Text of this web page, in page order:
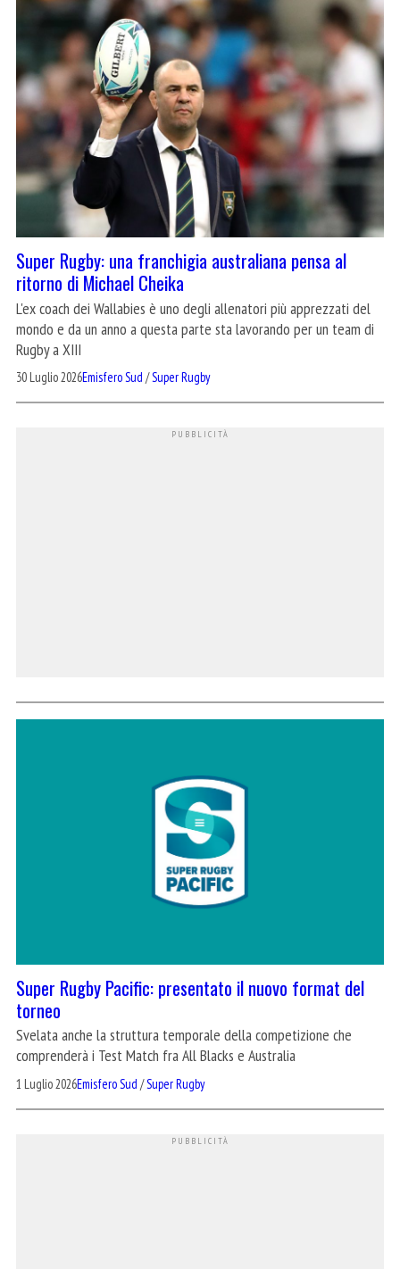
Super Rugby: una franchigia australiana pensa al
ritorno di Michael Cheika
L'ex coach dei Wallabies è uno degli allenatori più apprezzati del
mondo e da un anno a questa parte sta lavorando per un team di
Rugby a XIII
30 Luglio 2026Emisfero Sud /Super Rugby
Super Rugby Pacific: presentato il nuovo format del
torneo
Svelata anche la struttura temporale della competizione che
comprenderà i Test Match fra All Blacks e Australia
1 Luglio 2026Emisfero Sud /Super Rugby